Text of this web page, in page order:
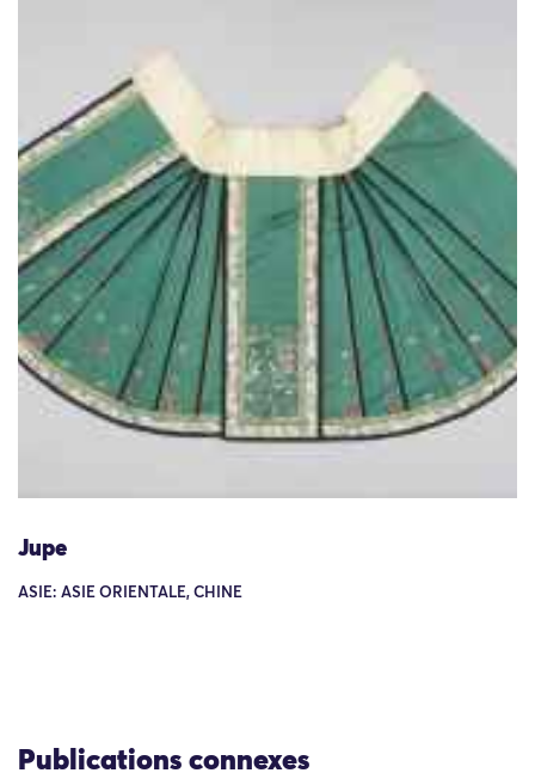
Jupe
ASIE: ASIE ORIENTALE, CHINE
Publications connexes